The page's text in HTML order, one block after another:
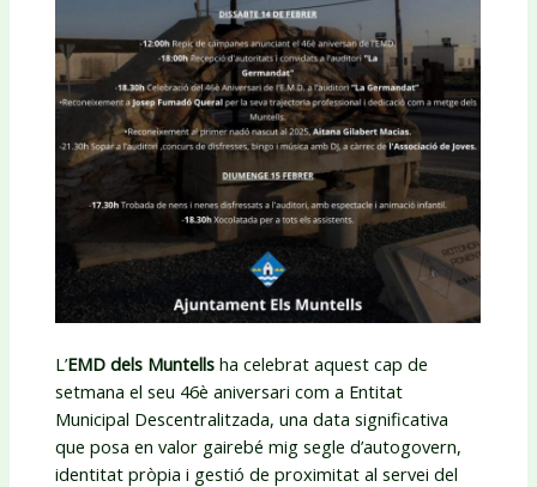
L’EMD dels Muntells ha celebrat aquest cap de
setmana el seu 46è aniversari com a Entitat
Municipal Descentralitzada, una data significativa
que posa en valor gairebé mig segle d’autogovern,
identitat pròpia i gestió de proximitat al servei del